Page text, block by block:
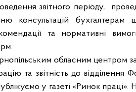
звітного періоду,
консультацій бухгалтерам
та нормативні
обласним центром
та звітність до відділення
у газеті «Ринок